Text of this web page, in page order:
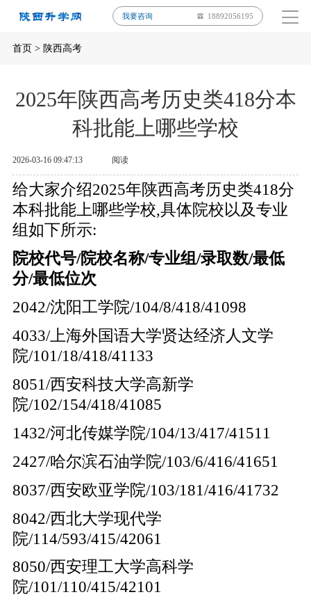
我要咨询 18892056195
首页> 陕西高考
2025年陕西高考历史类418分本
科批能上哪些学校
2026-03-16 09:47:13 阅读
给大家介绍2025年陕西高考历史类418分
本科批能上哪些学校,具体院校以及专业
组如下所示:
院校代号/院校名称/专业组/录取数/最低
分/最低位次
2042/沈阳工学院/104/8/418/41098
4033/上海外国语大学贤达经济人文学
院/101/18/418/41133
8051/西安科技大学高新学
院/102/154/418/41085
1432/河北传媒学院/104/13/417/41511
2427/哈尔滨石油学院/103/6/416/41651
8037/西安欧亚学院/103/181/416/41732
8042/西北大学现代学
院/114/593/415/42061
8050/西安理工大学高科学
院/101/110/415/42101